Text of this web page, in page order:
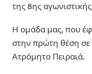
της 8ης
Η ομάδα μας, που
στην πρώτη θέση
Ατρόμητο Πειραιά.